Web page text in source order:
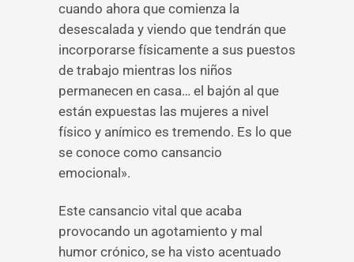
cuando ahora que comienza la
desescalada y viendo que tendrán que
incorporarse físicamente a sus puestos
de trabajo mientras los niños
permanecen en casa… el bajón al que
están expuestas las mujeres a nivel
físico y anímico es tremendo. Es lo que
se conoce como cansancio
emocional».
Este cansancio vital que acaba
provocando un agotamiento y mal
humor crónico, se ha visto acentuado